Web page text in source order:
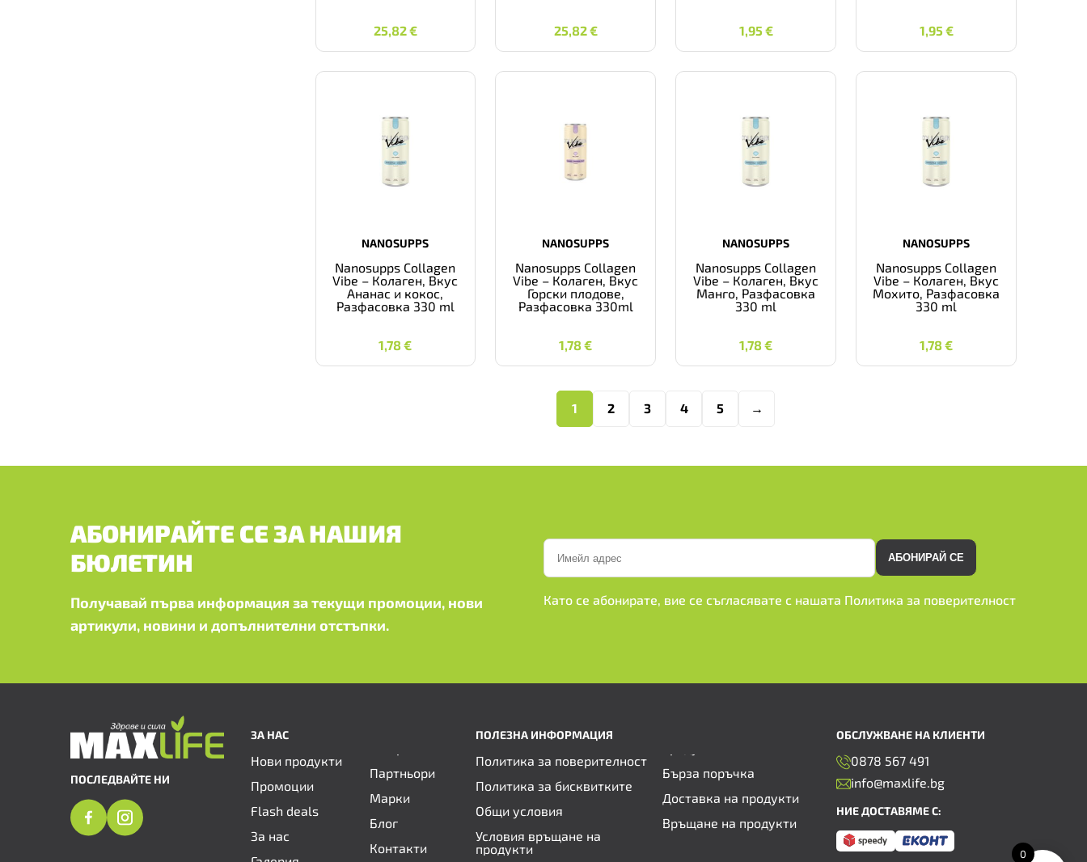
25,82€
25,82 25,82€
25,82 1,95€
1,95 € 1,95€
1,95 €
NANOSUPPS
Nanosupps Collagen
Vibe – Колаген, Вкус
Ананас и кокос,
Разфасовка 330 ml
1,78€
1,78 €
NANOSUPPS
Nanosupps Collagen
Vibe – Колаген, Вкус
Горски плодове,
Разфасовка 330ml
1,78€
1,78 €
NANOSUPPS
Nanosupps Collagen
Vibe – Колаген, Вкус
Манго, Разфасовка
330 ml
1,78€
1,78 €
NANOSUPPS
Nanosupps Collagen
Vibe – Колаген, Вкус
Мохито, Разфасовка
330 ml
1,78€
1,78 €
1 2 3 4 5 →
АБОНИРАЙТЕ СЕ ЗА НАШИЯ
БЮЛЕТИН
Получавай първа информация за текущи промоции, нови
артикули, новини и допълнителни отстъпки.
АБОНИРАЙ СЕ
Като се абонирате, вие се съгласявате с нашата Политика за поверителност
ПОСЛЕДВАЙТЕ НИ
ЗА НАС
Нови продукти
Промоции
Flash deals
За нас
Партньори
Марки
Блог
Контакти
ПОЛЕЗНА ИНФОРМАЦИЯ
Политика за поверителност
Политика за бисквитките
Общи условия
Условия връщане на
продукти
Бърза поръчка
Доставка на продукти
Връщане на продукти
ОБСЛУЖВАНЕ НА КЛИЕНТИ
0878 567 491
info@maxlife.bg
НИЕ ДОСТАВЯМЕ С:
0